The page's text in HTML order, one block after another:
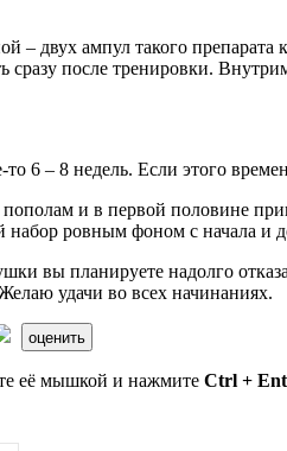
– двух ампул такого
сразу после тренировки.
6 – 8 недель. Если этого
и в первой половине
набор ровным фоном с начала и
вы планируете надолго
удачи во всех начинаниях.
оценить
её мышкой и нажмите Ctrl +